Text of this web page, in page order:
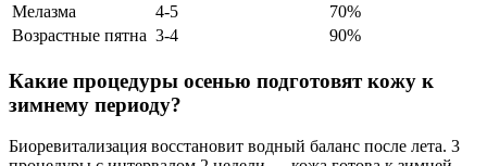
Мелазма
4-5
70%
Возрастные пятна 3-4 90%
Какие процедуры осенью подготовят кожу к
зимнему периоду?
Биоревитализация восстановит водный баланс после лета. 3